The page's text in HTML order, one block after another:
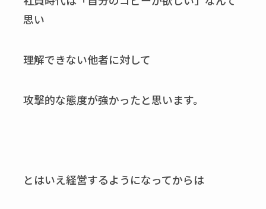
思い
理解できない他者に対して
攻撃的な態度が強かったと思います。
とはいえ経営するようになってからは